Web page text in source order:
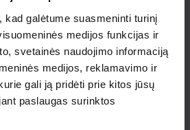
kad galėtume suasmeninti turinį
medijos funkcijas ir
svetainės naudojimo informaciją
medijos, reklamavimo ir
gali ją pridėti prie kitos jūsų
paslaugas surinktos
sutinku su Privatumo politika.
PRENUMERUOTI